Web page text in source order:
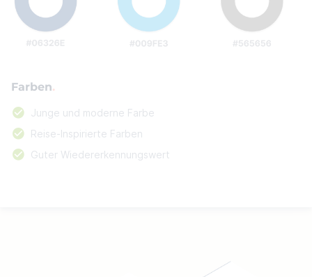
Farben
Junge und moderne Farbe
Reise-Inspirierte Farben
Guter Wiedererkennungswert